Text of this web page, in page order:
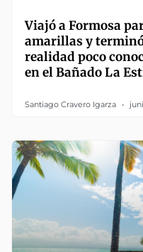
Viajó a Formosa
amarillas y
realidad poco
en el Bañado La
Santiago Cravero Igarza